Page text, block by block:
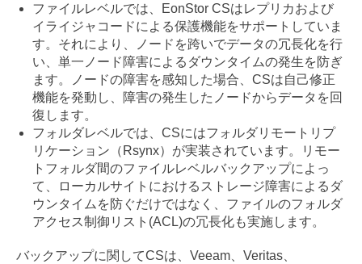
ファイルレベルでは、EonStor CSはレプリカおよび
イライジャコードによる保護機能をサポートしていま
す。それにより、ノードを跨いでデータの冗長化を行
い、単一ノード障害によるダウンタイムの発生を防ぎ
ます。ノードの障害を感知した場合、CSは自己修正
機能を発動し、障害の発生したノードからデータを回
復します。
フォルダレベルでは、CSにはフォルダリモートリプ
リケーション（Rsynx）が実装されています。リモー
トフォルダ間のファイルレベルバックアップによっ
て、ローカルサイトにおけるストレージ障害によるダ
ウンタイムを防ぐだけではなく、ファイルのフォルダ
アクセス制御リスト(ACL)の冗長化も実施します。
バックアップに関してCSは、Veeam、Veritas、